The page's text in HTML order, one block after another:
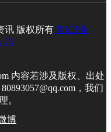
讯 版权所有 鲁ICP备
-75
内容若涉及版权、出处
，我们
。
博